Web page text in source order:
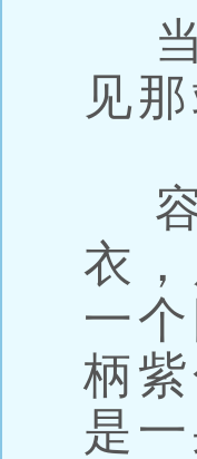
当
见
容
衣
一
柄
是